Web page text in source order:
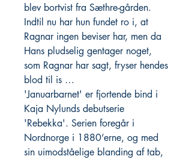
blev bortvist fra Sæthre-gården.
Indtil nu har hun fundet ro i, at
Ragnar ingen beviser har, men da
Hans pludselig gentager noget,
som Ragnar har sagt, fryser hendes
blod til is …
'Januarbarnet' er fjortende bind i
Kaja Nylunds debutserie
'Rebekka'. Serien foregår i
Nordnorge i 1880’erne, og med
sin uimodståelige blanding af tab,